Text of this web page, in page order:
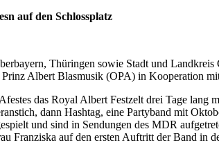
auf den Schlossplatz
Thüringen sowie Stadt und
Albert Blasmusik (OPA) in Kooperation
das Royal Albert Festzelt drei Tage
dann Hashtag, eine Partyband mit
und sind in Sendungen des MDR
Franziska auf den ersten Auftritt der Band in